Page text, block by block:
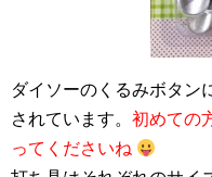
ダイソーのくるみボタン
されています。 初めての
ってくださいね